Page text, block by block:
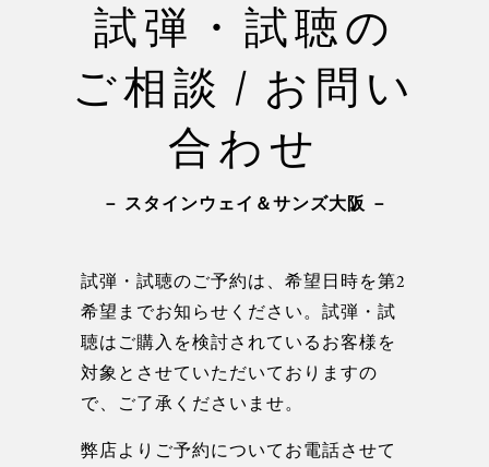
試弾・試聴の
ご相談 / お問い
合わせ
－ スタインウェイ＆サンズ大阪 －
試弾・試聴のご予約は、希望日時を第2
希望までお知らせください。試弾・試
聴はご購入を検討されているお客様を
対象とさせていただいておりますの
で、ご了承くださいませ。
弊店よりご予約についてお電話させて